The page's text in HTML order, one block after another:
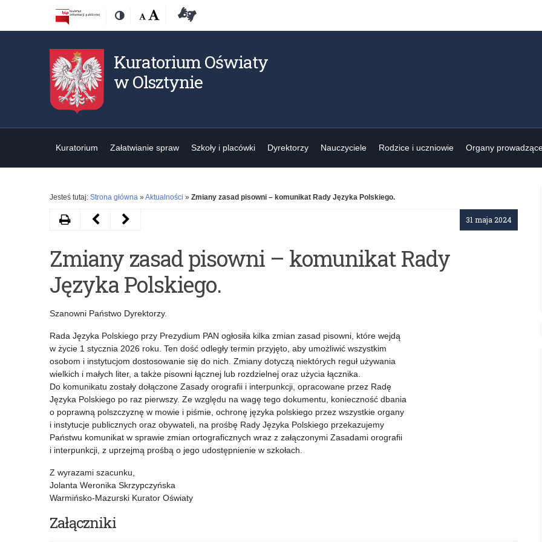
treśći
nawigacji
Kontrast
Rozmiar
Domyślna
Wielka
Deklaracja
Kuratorium Oświaty
w Olsztynie
Kuratorium Załatwianie spraw Szkoły i placówki Dyrektorzy Nauczyciele Rodzice i uczniowie Organy
Jesteś tutaj: Strona główna » Aktualności » Zmiany zasad pisowni – komunikat Rady Języka Polskiego.
31 maja 2024
Zmiany zasad pisowni – komunikat Rady
Języka Polskiego.
Szanowni Państwo Dyrektorzy.
Rada Języka Polskiego przy Prezydium PAN ogłosiła kilka zmian zasad pisowni, które wejdą
w życie 1 stycznia 2026 roku. Ten dość odległy termin przyjęto, aby umożliwić wszystkim
osobom i instytucjom dostosowanie się do nich. Zmiany dotyczą niektórych reguł używania
wielkich i małych liter, a także pisowni łącznej lub rozdzielnej oraz użycia łącznika.
Do komunikatu zostały dołączone Zasady orografii i interpunkcji, opracowane przez Radę
Języka Polskiego po raz pierwszy. Ze względu na wagę tego dokumentu, konieczność dbania
o poprawną polszczyznę w mowie i piśmie, ochronę języka polskiego przez wszystkie organy
i instytucje publicznych oraz obywateli, na prośbę Rady Języka Polskiego przekazujemy
Państwu komunikat w sprawie zmian ortograficznych wraz z załączonymi Zasadami orografii
i interpunkcji, z uprzejmą prośbą o jego udostępnienie w szkołach.
Z wyrazami szacunku,
Jolanta Weronika Skrzypczyńska
Warmińsko-Mazurski Kurator Oświaty
Załączniki
DrukujNastępny
Konferencja
–
Tomorrow’s
Workforce:
Exploring
AI
and
Future
Tech
VET
C-
Poprzedni
Ogłoszenie
konkursu
szkoły
podstawowej
do
pilotażu
wdrażania
modułowych
e-
podręczników”